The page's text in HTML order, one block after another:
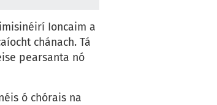
Ioncaim a
chánach. Tá
pearsanta nó
ó chórais na